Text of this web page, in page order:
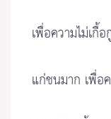
เพื่อความไม่เกื้
แก่ชนมาก เพื่อ